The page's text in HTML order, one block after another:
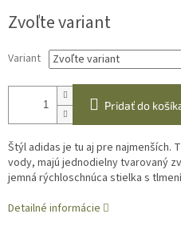
cena:
Zvoľte variant
Variant
Pridať do
Štýl adidas je tu aj pre
vody, majú jednodielny tvarovaný
jemná rýchloschnúca stielka s
Detailné informácie